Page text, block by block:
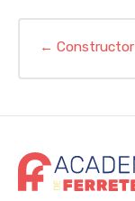
← Constructor